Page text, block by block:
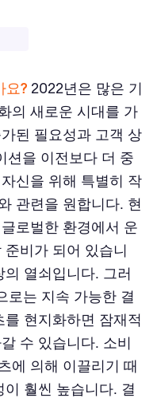
요? 2022년은 많은 기
의 새로운 시대를 가
된 필요성과 고객 상
션을 이전보다 더 중
신을 위해 특별히 작
관련을 원합니다. 현
로벌한 환경에서 운
비가 되어 있습니
열쇠입니다. 그러
로는 지속 가능한 결
현지화하면 잠재적
수 있습니다. 소비
에 의해 이끌리기 때
훨씬 높습니다. 결